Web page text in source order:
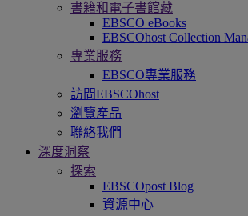
書籍和電子書館藏
EBSCO eBooks
EBSCOhost Collection
專業服務
EBSCO專業服務
訪問EBSCOhost
瀏覽產品
聯絡我們
深度洞察
探索
EBSCOpost Blog
資源中心